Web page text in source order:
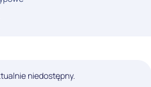
niedostępny.